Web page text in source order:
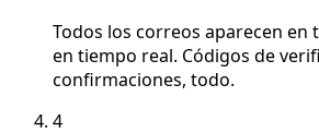
Todos los correos aparecen en
en tiempo real. Códigos de
confirmaciones, todo.
4